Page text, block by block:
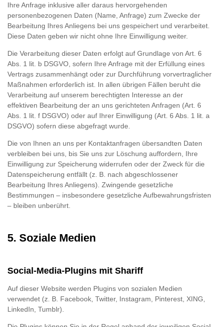
Ihre Anfrage inklusive aller daraus hervorgehenden
personenbezogenen Daten (Name, Anfrage) zum Zwecke der
Bearbeitung Ihres Anliegens bei uns gespeichert und verarbeitet.
Diese Daten geben wir nicht ohne Ihre Einwilligung weiter.
Die Verarbeitung dieser Daten erfolgt auf Grundlage von Art. 6
Abs. 1 lit. b DSGVO, sofern Ihre Anfrage mit der Erfüllung eines
Vertrags zusammenhängt oder zur Durchführung vorvertraglicher
Maßnahmen erforderlich ist. In allen übrigen Fällen beruht die
Verarbeitung auf unserem berechtigten Interesse an der
effektiven Bearbeitung der an uns gerichteten Anfragen (Art. 6
Abs. 1 lit. f DSGVO) oder auf Ihrer Einwilligung (Art. 6 Abs. 1 lit. a
DSGVO) sofern diese abgefragt wurde.
Die von Ihnen an uns per Kontaktanfragen übersandten Daten
verbleiben bei uns, bis Sie uns zur Löschung auffordern, Ihre
Einwilligung zur Speicherung widerrufen oder der Zweck für die
Datenspeicherung entfällt (z. B. nach abgeschlossener
Bearbeitung Ihres Anliegens). Zwingende gesetzliche
Bestimmungen – insbesondere gesetzliche Aufbewahrungsfristen
– bleiben unberührt.
5. Soziale Medien
Social-Media-Plugins mit Shariff
Auf dieser Website werden Plugins von sozialen Medien
verwendet (z. B. Facebook, Twitter, Instagram, Pinterest, XING,
LinkedIn, Tumblr).